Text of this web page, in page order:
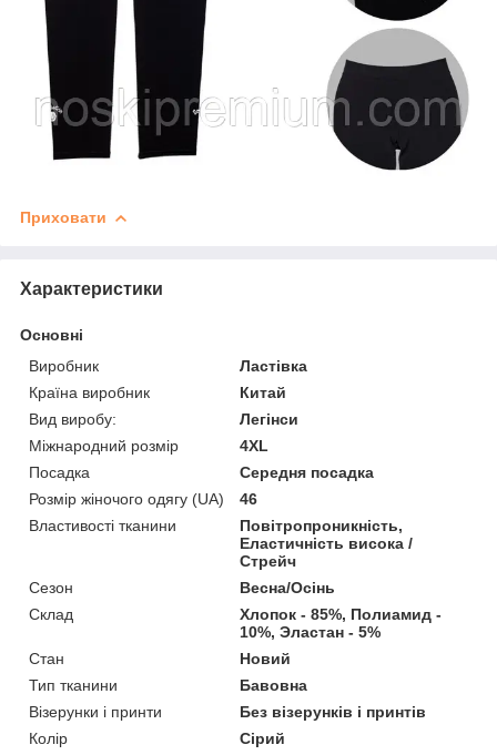
Приховати
Характеристики
Основні
Виробник
Ластівка
Країна виробник
Китай
Вид виробу:
Легінси
Міжнародний розмір
4XL
Посадка
Середня посадка
Розмір жіночого одягу (UA)
46
Властивості тканини
Повітропроникність,
Еластичність висока /
Стрейч
Сезон
Весна/Осінь
Склад
Хлопок - 85%, Полиамид -
10%, Эластан - 5%
Стан
Новий
Тип тканини
Бавовна
Візерунки і принти
Без візерунків і принтів
Колір
Сірий